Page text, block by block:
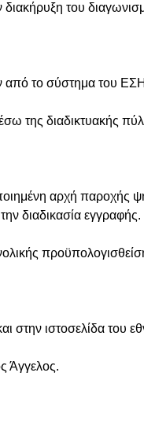
του
από το σύστημα του
της διαδικτυακής
αρχή παροχής
διαδικασία εγγραφής.
στην ιστοσελίδα του
Άγγελος.